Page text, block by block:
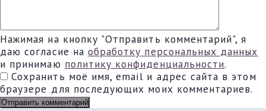
Нажимая на кнопку "Отправить комментарий", я
даю согласие на обработку персональных данных
и принимаю политику конфиденциальности.
Сохранить моё имя, email и адрес сайта в этом
браузере для последующих моих комментариев.